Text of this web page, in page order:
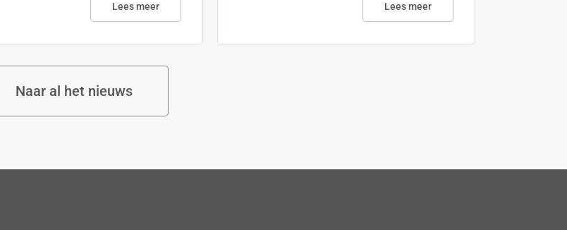
Lees meer Lees meer
Naar al het nieuws